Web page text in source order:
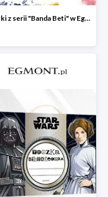
Książki z serii "Banda Beti" w Egmont do -25%